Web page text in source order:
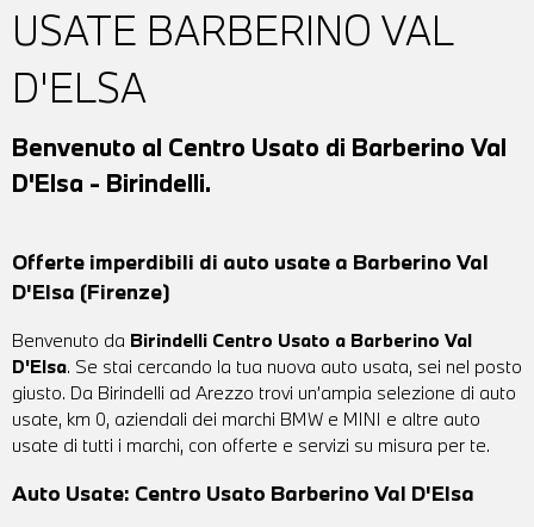
USATE BARBERINO VAL
D'ELSA
Benvenuto al Centro Usato di Barberino Val
D'Elsa - Birindelli.
Offerte imperdibili di auto usate a Barberino Val
D'Elsa (Firenze)
Benvenuto da Birindelli Centro Usato a Barberino Val
D'Elsa. Se stai cercando la tua nuova auto usata, sei nel posto
giusto. Da Birindelli ad Arezzo trovi un’ampia selezione di auto
usate, km 0, aziendali dei marchi BMW e MINI e altre auto
usate di tutti i marchi, con offerte e servizi su misura per te.
Auto Usate: Centro Usato Barberino Val D'Elsa